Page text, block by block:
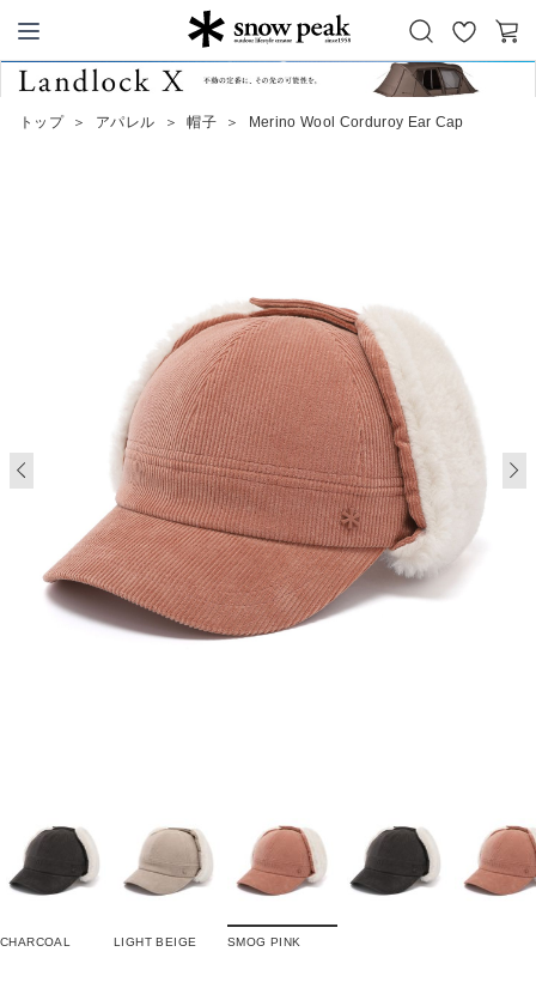
Snow Peak
お
気
カ
トップ ＞ アパレル ＞ 帽子 ＞ Merino Wool Corduroy Ear Cap
CHARCOAL LIGHT BEIGE SMOG PINK